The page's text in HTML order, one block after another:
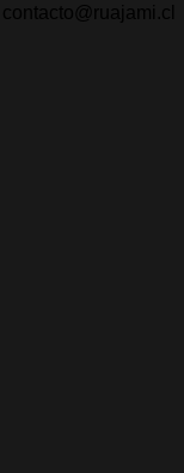
contacto@ruajami.cl